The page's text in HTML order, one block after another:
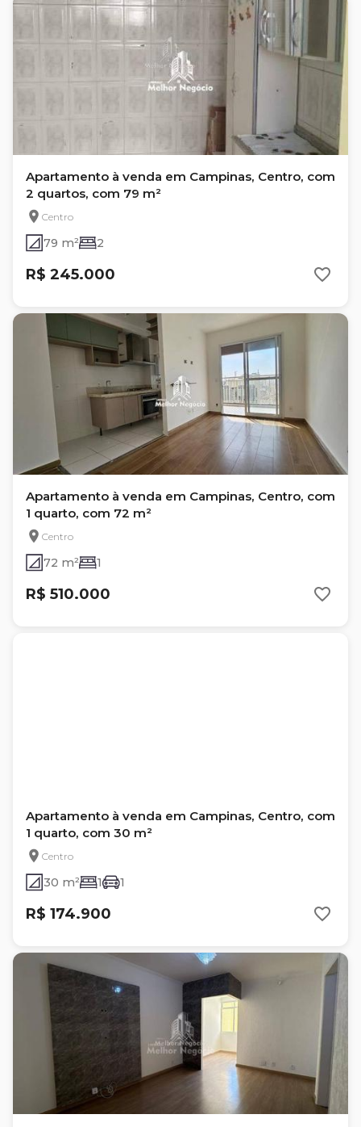
Apartamento à venda em Campinas, Centro, com
2 quartos, com 79 m²
Centro
79 m² 2
R$ 245.000
Apartamento à venda em Campinas, Centro, com
1 quarto, com 72 m²
Centro
72 m² 1
R$ 510.000
Apartamento à venda em Campinas, Centro, com
1 quarto, com 30 m²
Centro
30 m² 1 1
R$ 174.900